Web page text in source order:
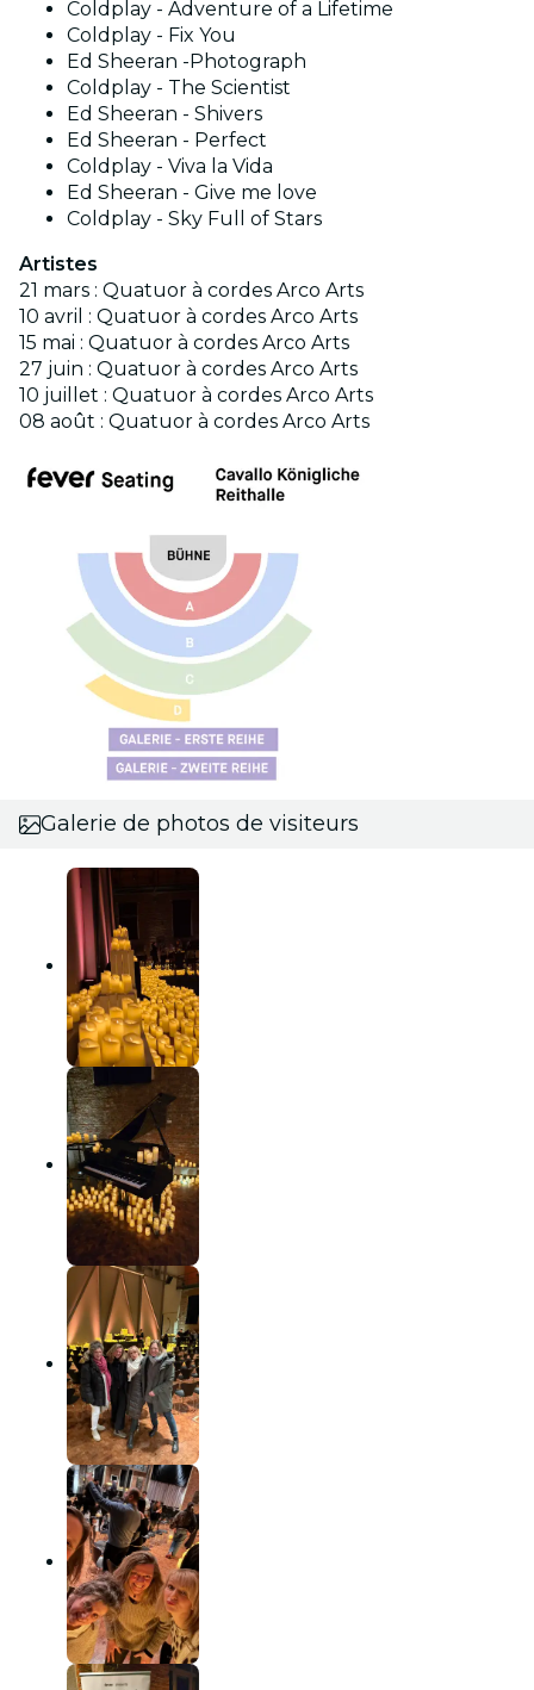
Coldplay - Adventure of a Lifetime
Coldplay - Fix You
Ed Sheeran -Photograph
Coldplay - The Scientist
Ed Sheeran - Shivers
Ed Sheeran - Perfect
Coldplay - Viva la Vida
Ed Sheeran - Give me love
Coldplay - Sky Full of Stars
Artistes
21 mars : Quatuor à cordes Arco Arts
10 avril : Quatuor à cordes Arco Arts
15 mai : Quatuor à cordes Arco Arts
27 juin : Quatuor à cordes Arco Arts
10 juillet : Quatuor à cordes Arco Arts
08 août : Quatuor à cordes Arco Arts
Galerie de photos de visiteurs